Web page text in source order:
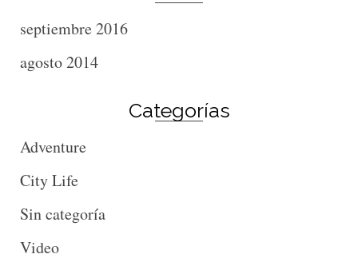
septiembre 2016
agosto 2014
Categorías
Adventure
City Life
Sin categoría
Video